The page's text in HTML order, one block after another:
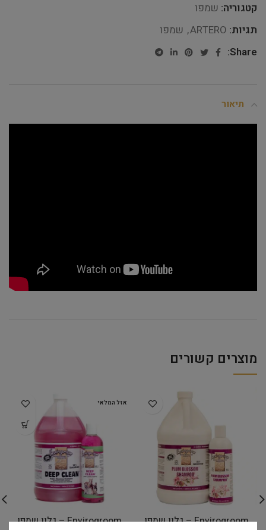
קטגוריה: שמפו
תגיות: ARTERO
, שמפו
Share:
תיאור
מוצרים קשורים
Envirogroom – גלון שמפו
אזל המלאי
Envirogroom – גלון שמפו